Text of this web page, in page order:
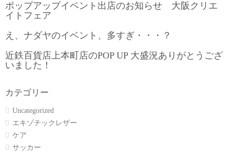
ポップアップイベント出店のお知らせ 大阪クリエ
イトフェア
え、ナダヤのイベント、多すぎ・・・？
近鉄百貨店上本町店のPOP UP 大盛況ありがとうござ
いました！
カテゴリー
Uncategorized
エキゾチックレザー
ケア
サッカー